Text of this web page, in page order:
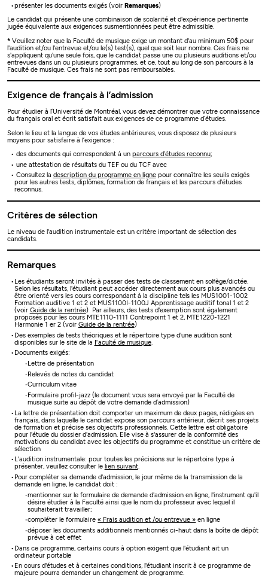
présenter les documents exigés (voir Remarques)
Le candidat qui présente une combinaison de scolarité et d'expérience pertinente
jugée équivalente aux exigences susmentionnées peut être admissible.
* Veuillez noter que la Faculté de musique exige un montant d'au minimum 50$ pour
l'audition et/ou l'entrevue et/ou le(s) test(s), quel que soit leur nombre. Ces frais ne
s'appliquent qu'une seule fois, que le candidat passe une ou plusieurs auditions et/ou
entrevues dans un ou plusieurs programmes, et ce, tout au long de son parcours à la
Faculté de musique. Ces frais ne sont pas remboursables.
Exigence de français à l’admission
Pour étudier à l’Université de Montréal, vous devez démontrer que votre connaissance
du français oral et écrit satisfait aux exigences de ce programme d’études.
Selon le lieu et la langue de vos études antérieures, vous disposez de plusieurs
moyens pour satisfaire à l’exigence :
des documents qui correspondent à un parcours d’études reconnu;
une attestation de résultats du TEF ou du TCF avec
Consultez la description du programme en lignepour connaître les seuils exigés
pour les autres tests, diplômes, formation de français et les parcours d'études
reconnus.
Critères de sélection
Le niveau de l'audition instrumentale est un critère important de sélection des
candidats.
Remarques
Les étudiants seront invités à passer des tests de classement en solfège/dictée.
Selon les résultats, l'étudiant peut accéder directement aux cours plus avancés ou
être orienté vers les cours correspondant à la discipline tels les MUS1001-1002
Formation auditive 1 et 2 et MUS1100I-1100J Apprentissage auditif tonal 1 et 2
(voir Guide de la rentrée) Par ailleurs, des tests d'exemption sont également
proposés pour les cours MTE1110-1111 Contrepoint 1 et 2, MTE1220-1221
Harmonie 1 er 2 (voir Guide de la rentrée)
Des exemples de tests théoriques et le répertoire type d'une audition sont
disponibles sur le site de la Faculté de musique.
Documents exigés:
Lettre de présentation
Relevés de notes du candidat
Curriculum vitae
Formulaire profil-jazz (le document vous sera envoyé par la Faculté de
musique suite au dépôt de votre demande d’admission)
La lettre de présentation doit comporter un maximum de deux pages, rédigées en
français, dans laquelle le candidat expose son parcours antérieur, décrit ses projets
de formation et précise ses objectifs professionnels. Cette lettre est obligatoire
pour l'étude du dossier d'admission. Elle vise à s'assurer de la conformité des
motivations du candidat avec les objectifs du programme et constitue un critère de
sélection
L'audition instrumentale: pour toutes les précisions sur le répertoire type à
présenter, veuillez consulter le lien suivant.
Pour compléter sa demande d'admission, le jour même de la transmission de la
demande en ligne, le candidat doit :
mentionner sur le formulaire de demande d'admission en ligne, l'instrument qu'il
désire étudier à la Faculté ainsi que le nom du professeur avec lequel il
souhaiterait travailler;
compléter le formulaire« Frais audition et /ou entrevue » en ligne
déposer les documents additionnels mentionnés ci-haut dans la boîte de dépôt
prévue à cet effet
Dans ce programme, certains cours à option exigent que l'étudiant ait un
ordinateur portable
En cours d'études et à certaines conditions, l'étudiant inscrit à ce programme de
majeure pourra demander un changement de programme.